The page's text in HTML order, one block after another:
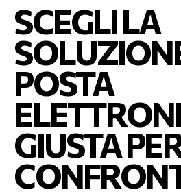
SCEGLI LA
POSTA
GIUSTA